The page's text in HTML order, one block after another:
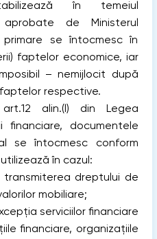
în temeiul
aprobate de Ministerul
primare se întocmesc în
faptelor economice, iar
– nemijlocit după
respective.
alin.(l) din Legea
documentele
se întocmesc conform
în cazul:
transmiterea dreptului de
mobiliare;
serviciilor financiare
financiare, organizaţiile